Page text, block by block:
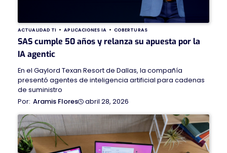
ACTUALIDAD TI APLICACIONES IA COBERTURAS
SAS cumple 50 años y relanza su apuesta por la
IA agentic
En el Gaylord Texan Resort de Dallas, la compañía
presentó agentes de inteligencia artificial para cadenas
de suministro
Aramis Flores
abril 28, 2026